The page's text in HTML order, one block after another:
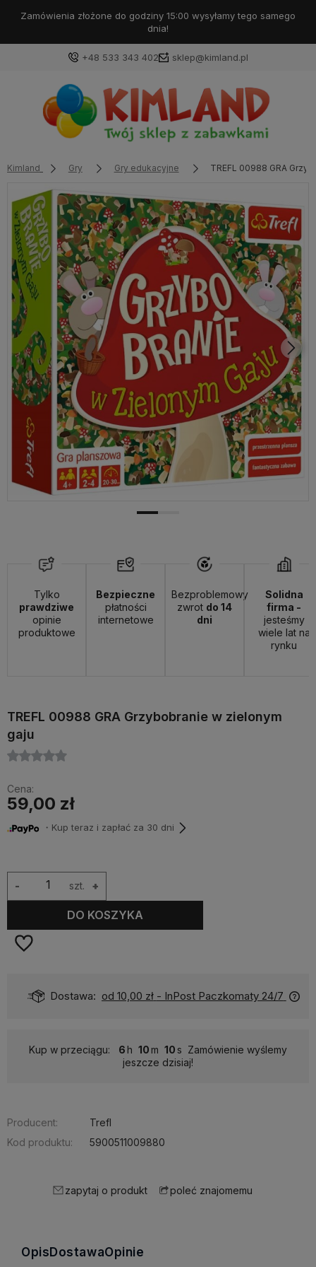
Darmowa dostawa od 99 zł!
+48 533 343 402 sklep@kimland.pl
Kimland Gry Gry edukacyjne TREFL 00988 GRA
Tylko
prawdziwe
opinie
produktowe
Bezpieczne
płatności
internetowe
Bezproblemowy
zwrot do 14
dni
Solidna
firma -
jesteśmy
wiele lat na
rynku
TREFL 00988 GRA Grzybobranie w zielonym
gaju
Cena:
59,00 zł
・Kup teraz i zapłać za 30 dni
szt. +
-
DO KOSZYKA
Dostawa: od 10,00 zł - InPost Paczkomaty 24/7
Kup w przeciągu: 6 10 10
Zamówienie wyślemy
jeszcze dzisiaj!
Producent:
Trefl
Kod produktu:
5900511009880
zapytaj o produkt poleć znajomemu
OpisDostawaOpinie